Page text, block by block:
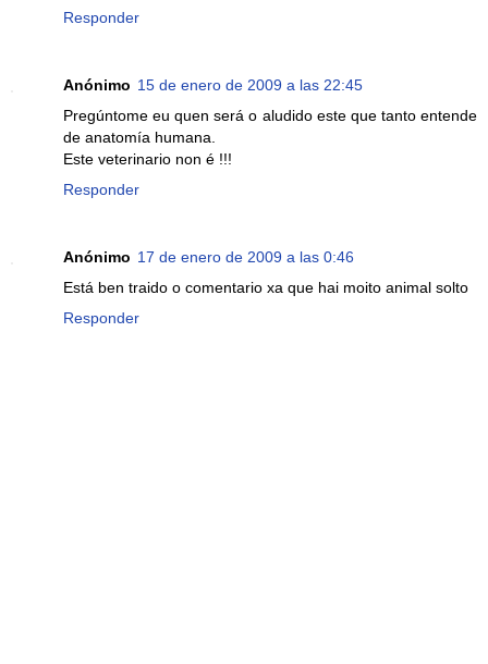
Responder
Anónimo 15 de enero de 2009 a las 22:45
Pregúntome eu quen será o aludido este que tanto entende
de anatomía humana.
Este veterinario non é !!!
Responder
Anónimo 17 de enero de 2009 a las 0:46
Está ben traido o comentario xa que hai moito animal solto
Responder